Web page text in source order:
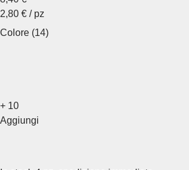
2,80 € / pz
Colore (14)
+ 10
Aggiungi